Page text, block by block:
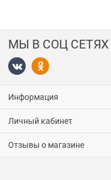
МЫ В СОЦ СЕТЯХ
Информация
Личный кабинет
Отзывы о магазине